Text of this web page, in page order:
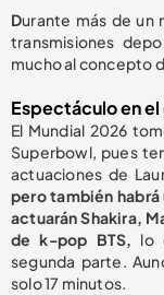
Durante más de un
transmisiones
mucho al concepto
Espectáculo en
El Mundial 2026
Superbowl, pues
actuaciones de
pero también
actuarán Shakira,
de k-pop BTS, lo
segunda parte.
solo 17 minutos.